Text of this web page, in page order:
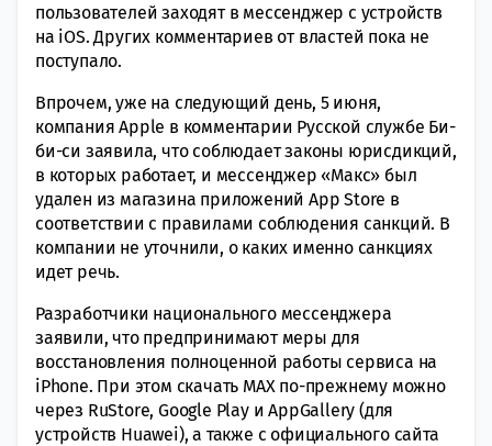
пользователей заходят в мессенджер с устройств
на iOS. Других комментариев от властей пока не
поступало.
Впрочем, уже на следующий день, 5 июня,
компания Apple в комментарии Русской службе Би-
би-си заявила, что соблюдает законы юрисдикций,
в которых работает, и мессенджер «Макс» был
удален из магазина приложений App Store в
соответствии с правилами соблюдения санкций. В
компании не уточнили, о каких именно санкциях
идет речь.
Разработчики национального мессенджера
заявили, что предпринимают меры для
восстановления полноценной работы сервиса на
iPhone. При этом скачать MAX по-прежнему можно
через RuStore, Google Play и AppGallery (для
устройств Huawei), а также с официального сайта